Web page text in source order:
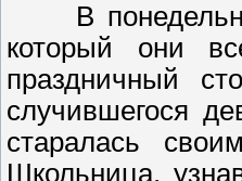
В
который они
праздничный
случившегося
старалась
Школьница,